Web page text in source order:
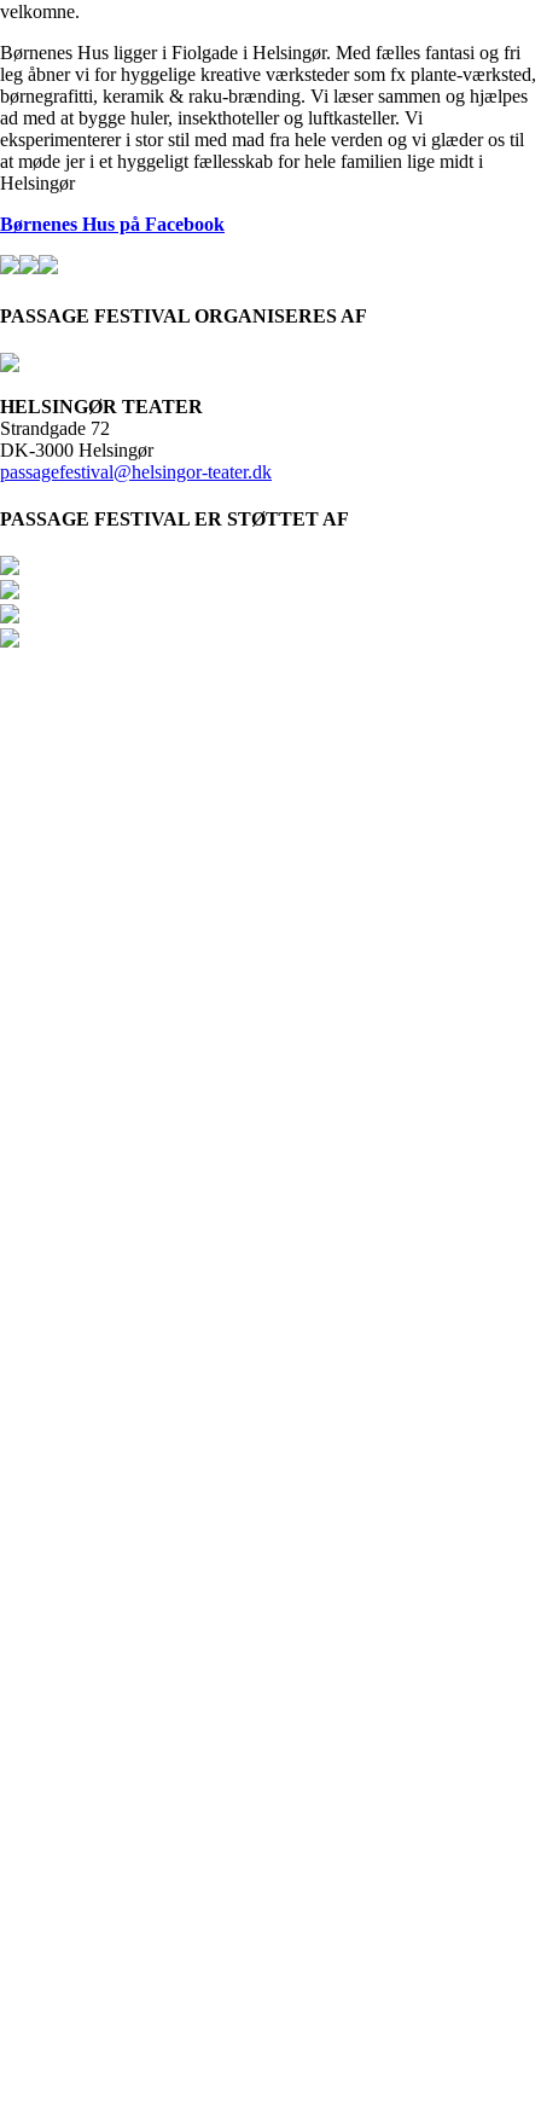
velkomne.
Børnenes Hus ligger i Fiolgade i Helsingør. Med fælles fantasi og fri
leg åbner vi for hyggelige kreative værksteder som fx plante-værksted,
børnegrafitti, keramik & raku-brænding. Vi læser sammen og hjælpes
ad med at bygge huler, insekthoteller og luftkasteller. Vi
eksperimenterer i stor stil med mad fra hele verden og vi glæder os til
at møde jer i et hyggeligt fællesskab for hele familien lige midt i
Helsingør
Børnenes Hus på Facebook
PASSAGE FESTIVAL ORGANISERES AF
HELSINGØR TEATER
Strandgade 72
DK-3000 Helsingør
passagefestival@helsingor-teater.dk
PASSAGE FESTIVAL ER STØTTET AF